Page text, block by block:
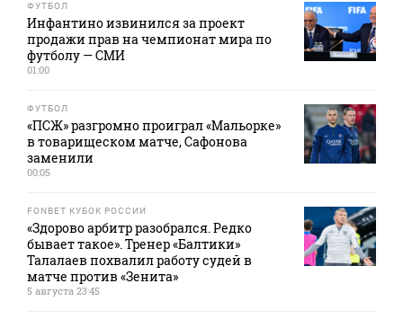
ФУТБОЛ
Инфантино извинился за проект
продажи прав на чемпионат мира по
футболу — СМИ
01:00
ФУТБОЛ
«ПСЖ» разгромно проиграл «Мальорке»
в товарищеском матче, Сафонова
заменили
00:05
FONBET КУБОК РОССИИ
«Здорово арбитр разобрался. Редко
бывает такое». Тренер «Балтики»
Талалаев похвалил работу судей в
матче против «Зенита»
5 августа 23:45